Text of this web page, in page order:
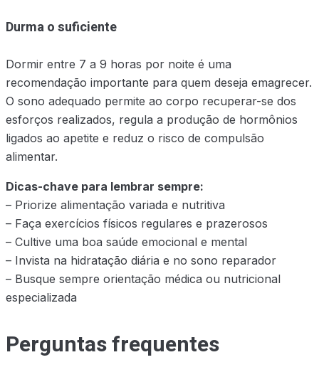
Durma o suficiente
Dormir entre 7 a 9 horas por noite é uma
recomendação importante para quem deseja emagrecer.
O sono adequado permite ao corpo recuperar-se dos
esforços realizados, regula a produção de hormônios
ligados ao apetite e reduz o risco de compulsão
alimentar.
Dicas-chave para lembrar sempre:
– Priorize alimentação variada e nutritiva
– Faça exercícios físicos regulares e prazerosos
– Cultive uma boa saúde emocional e mental
– Invista na hidratação diária e no sono reparador
– Busque sempre orientação médica ou nutricional
especializada
Perguntas frequentes